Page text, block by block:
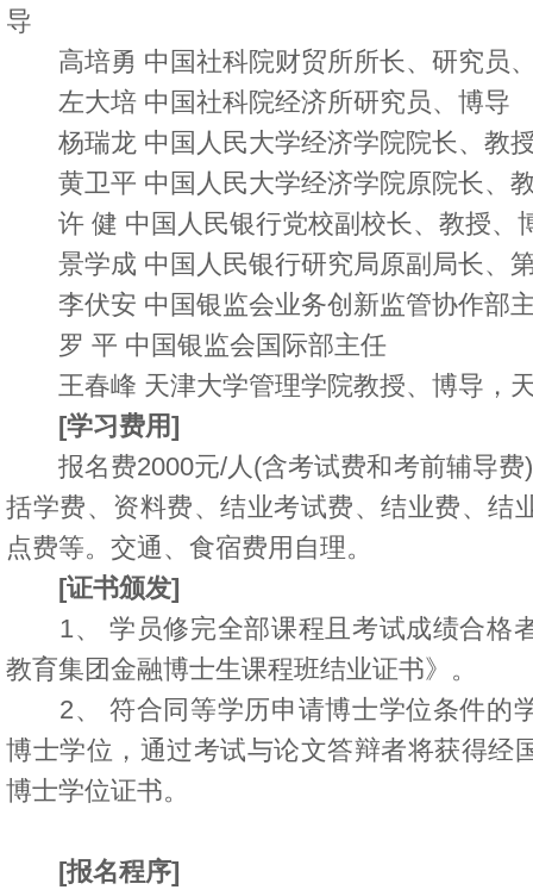
导
高培勇 中国社科院财贸所所长、研究员
左大培 中国社科院经济所研究员、博导
杨瑞龙 中国人民大学经济学院院长、教
黄卫平 中国人民大学经济学院原院长、
许 健 中国人民银行党校副校长、教授、
景学成 中国人民银行研究局原副局长、
李伏安 中国银监会业务创新监管协作部
罗 平 中国银监会国际部主任
王春峰 天津大学管理学院教授、博导，
[学习费用]
报名费2000元/人(含考试费和考前辅导费)
括学费、资料费、结业考试费、结业费、结
点费等。交通、食宿费用自理。
[证书颁发]
1、 学员修完全部课程且考试成绩合格
教育集团金融博士生课程班结业证书》。
2、 符合同等学历申请博士学位条件的
博士学位，通过考试与论文答辩者将获得经
博士学位证书。
[报名程序]